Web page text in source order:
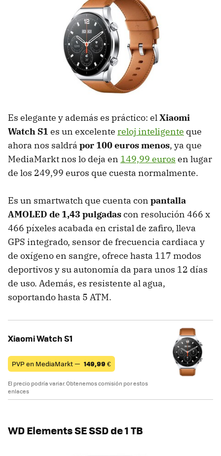
Es elegante y además es práctico: elXiaomi
Watch S1 es un excelente reloj inteligente que
ahora nos saldrá por 100 euros menos, ya que
MediaMarkt nos lo deja en 149,99 euros en lugar
de los 249,99 euros que cuesta normalmente.
Es un smartwatch que cuenta con pantalla
AMOLED de 1,43 pulgadascon resolución 466 x
466 píxeles acabada en cristal de zafiro, lleva
GPS integrado, sensor de frecuencia cardiaca y
de oxígeno en sangre, ofrece hasta 117 modos
deportivos y su autonomía da para unos 12 días
de uso. Además, es resistente al agua,
soportando hasta 5 ATM.
Xiaomi Watch S1
PVP en MediaMarkt — 149,99 €
El precio podría variar. Obtenemos comisión por estos
enlaces
WD Elements SE SSD de 1 TB